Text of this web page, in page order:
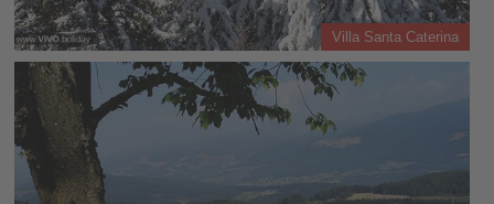
Villa Santa Caterina